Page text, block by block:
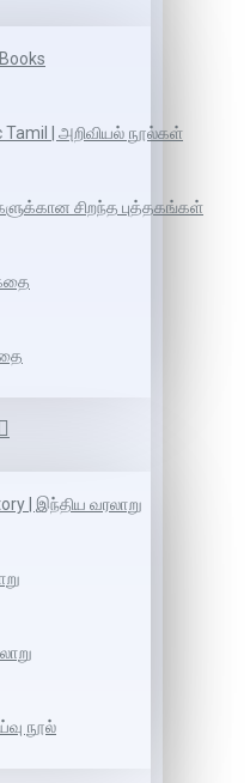
Tamil | அறிவியல் நூல்கள்
சிறந்த புத்தகங்கள்
| இந்திய வரலாறு
நூல்